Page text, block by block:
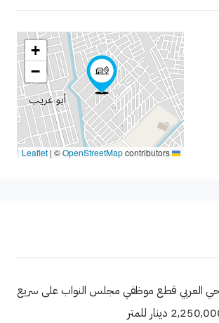
+
−
Leaflet
| ©OpenStreetMapcontributors
١٠ ) على شارع ١٢ متر ، مقابل القطعة تشجير ٬المنطقة الحي العربي قطع موظفي مجلس النواب على سريع